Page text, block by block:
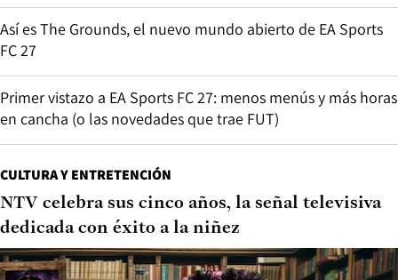
Así es The Grounds, el nuevo mundo abierto de EA Sports
FC 27
Primer vistazo a EA Sports FC 27: menos menús y más horas
en cancha (o las novedades que trae FUT)
CULTURA Y ENTRETENCIÓN
NTV celebra sus cinco años, la señal televisiva
dedicada con éxito a la niñez